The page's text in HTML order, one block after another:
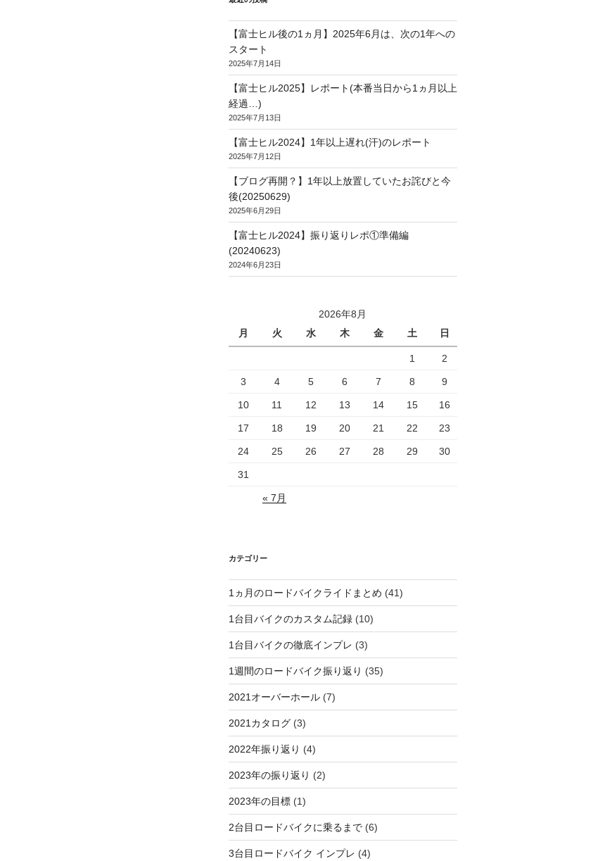
【富士ヒル後の1ヵ月】2025年6月は、次の1年への
スタート
2025年7月14日
【富士ヒル2025】レポート(本番当日から1ヵ月以上
経過…)
2025年7月13日
【富士ヒル2024】1年以上遅れ(汗)のレポート
2025年7月12日
【ブログ再開？】1年以上放置していたお詫びと今
後(20250629)
2025年6月29日
【富士ヒル2024】振り返りレポ①準備編
(20240623)
2024年6月23日
2026年8月
月
火 水 木 金 土 日
1 2
3 4 5 6 7 8 9
10 11 12 13 14 15 16
17 18 19 20 21 22 23
24 25 26 27 28 29 30
31
« 7月
カテゴリー
1ヵ月のロードバイクライドまとめ (41)
1台目バイクのカスタム記録(10)
1台目バイクの徹底インプレ (3)
1週間のロードバイク振り返り (35)
2021オーバーホール(7)
2021カタログ(3)
2022年振り返り (4)
2023年の振り返り (2)
2023年の目標(1)
2台目ロードバイクに乗るまで(6)
3台目ロードバイク インプレ (4)